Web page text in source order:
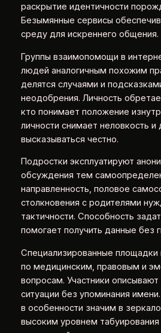
раскрытие идентичности
Безымянные сервисы
среду для искреннего общения.
Группы взаимопомощи в
людей аналогичным похожим
делятся случаями и
неодобрения. Личность
кто понимает положение
личности снимает неловкость
высказываться честно.
Подростки эксплуатируют
обсуждения тем
направленность, половое
столкновения с родителями
тактичности. Способность
помогает получить данные без
Специализированные площадки
по медицинским, правовым и
вопросам. Участники описывают
ситуации без упоминания
в особенности значим в
высоким уровнем